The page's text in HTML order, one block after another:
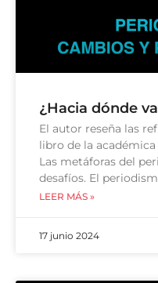
¿Hacia dónde
El autor reseña las
libro de la
Las metáforas del
desafíos. El
LEER MÁS »
17 junio 2024